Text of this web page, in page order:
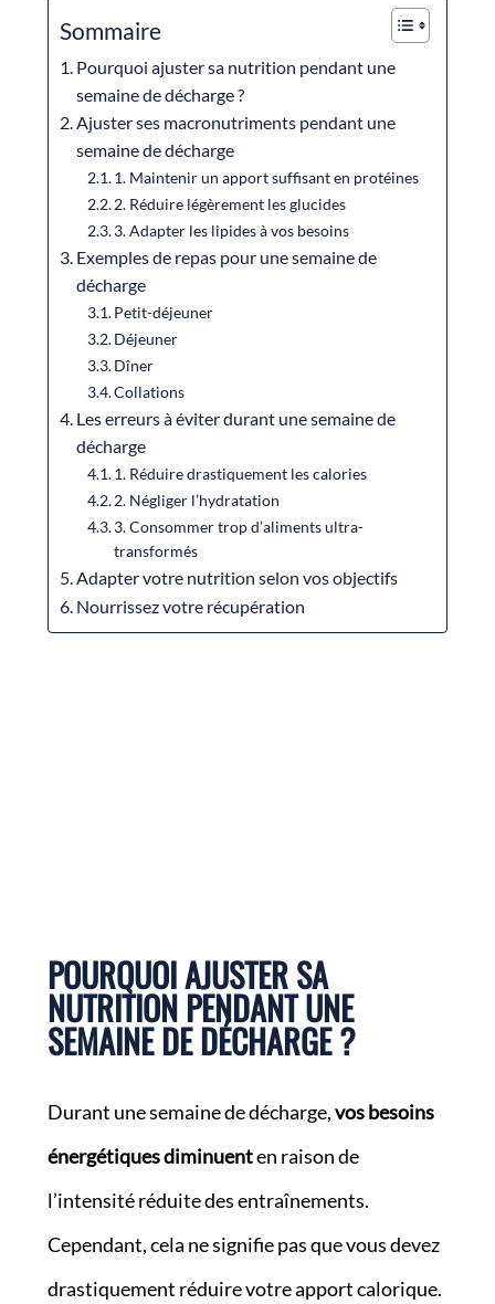
Sommaire
Pourquoi ajuster sa nutrition pendant une
semaine de décharge ?
Ajuster ses macronutriments pendant une
semaine de décharge
1. Maintenir un apport suffisant en protéines
2. Réduire légèrement les glucides
3. Adapter les lipides à vos besoins
Exemples de repas pour une semaine de
décharge
Petit-déjeuner
Déjeuner
Dîner
Collations
Les erreurs à éviter durant une semaine de
décharge
1. Réduire drastiquement les calories
2. Négliger l’hydratation
3. Consommer trop d’aliments ultra-
transformés
Adapter votre nutrition selon vos objectifs
Nourrissez votre récupération
POURQUOI AJUSTER SA
NUTRITION PENDANT UNE
SEMAINE DE DÉCHARGE ?
Durant une semaine de décharge,vos besoins
énergétiques diminuenten raison de
l’intensité réduite des entraînements.
Cependant, cela ne signifie pas que vous devez
drastiquement réduire votre apport calorique.